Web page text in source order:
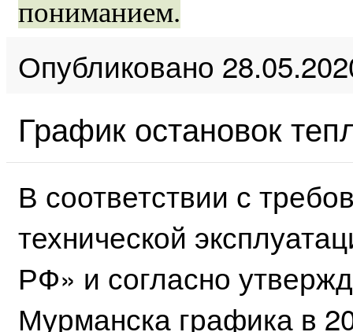
пониманием.
Опубликовано
График остановок
В соответствии с
технической
РФ» и согласно
Мурманска графика в